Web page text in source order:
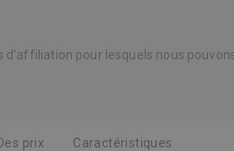
d'affiliation pour lesquels nous
prix Caractéristiques